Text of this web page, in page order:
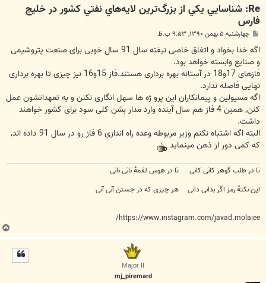
Re: شناسايي يكي از بزرگ‌ترين لايه‌هاي نفتي كشور در خليج
فارس
س
ت
چهارشنبه ۵ بهمن ۱۳۹۰, ۹:۵۳ ب.ظ
اگه خدا بخواد و اتفاق خاصی نیفته سال 91 سال خوبی برای صنعت پتروشیمی
و صنایع وابسته خواهد بود.
فازهای 17و18 در آستانه بهره برداری هستند.فاز 15و16 نیز چیزی تا بهره برداری
نهایی فاصله ندارد.
اگه مسیولین و پیمانکاران این پرو ژه ها سهل انگاری نکنن و به تعهداتشون عمل
کنن, همین 4 فاز هم سال آینده وارد مدار بشن کلی سود برای کشور خواهند
داشت.
البته اگه اشتباه نکنم وزیر مربوطه وعده راه اندازی 6 فاز رو در سال 91 داده اند,
که کمی دور از ذهن مینماید
تا در طلب گوهر کانی کانی تا در هوس لقمهٔ نانی نانی
این نکتهٔ رمز اگر بدانی دانی هر چیزی که در جستن آنی آنی
https://www.instagram.com/javad.molaiee/
Major II
mj_piremard